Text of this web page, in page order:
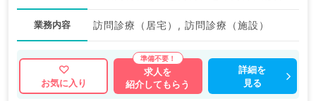
業務内容 訪問診療（居宅）, 訪問診療（施設）
お気に入り
求人を
紹介してもらう
詳細を
見る